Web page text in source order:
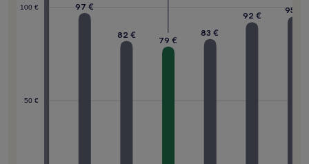
50 €
100 € 97 €
82 €
79 €
83 €
92 €
95 €